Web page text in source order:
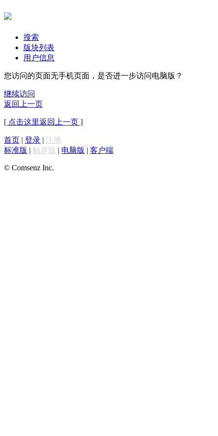
搜索
版块列表
用户信息
您访问的页面无手机页面，是否进一步访问电脑版？
继续访问
返回上一页
[ 点击这里返回上一页 ]
首页 | 登录 | 注册
标准版 | 触屏版 | 电脑版 | 客户端
© Comsenz Inc.